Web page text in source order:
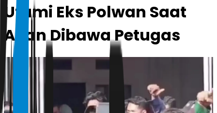
Utami Eks Polwan Saat
Akan Dibawa Petugas